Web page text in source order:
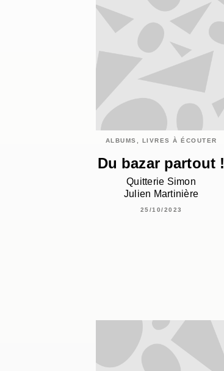
ALBUMS, LIVRES À ÉCOUTER
Du bazar partout !
Quitterie Simon
Julien Martinière
25/10/2023